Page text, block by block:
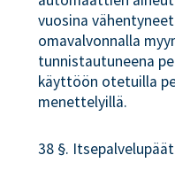
vuosina
omavalvonnalla
tunnistautuneena
käyttöön otetuilla
menettelyillä.
38 §.